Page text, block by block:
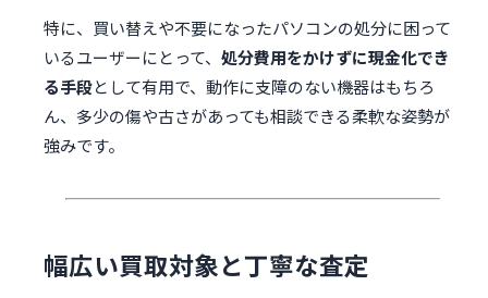
特に、買い替えや不要になったパソコンの処分に困って
いるユーザーにとって、 処分費用をかけずに現金化でき
る手段として有用で、動作に支障のない機器はもちろ
ん、多少の傷や古さがあっても相談できる柔軟な姿勢が
強みです。
幅広い買取対象と丁寧な査定